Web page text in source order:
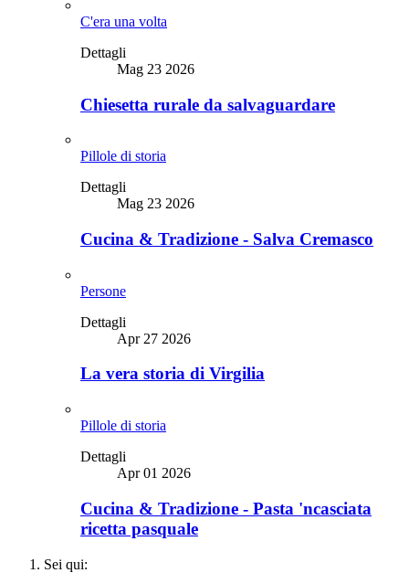
C'era una volta
Dettagli
Mag 23 2026
Chiesetta rurale da salvaguardare
Pillole di storia
Dettagli
Mag 23 2026
Cucina & Tradizione - Salva Cremasco
Persone
Dettagli
Apr 27 2026
La vera storia di Virgilia
Pillole di storia
Dettagli
Apr 01 2026
Cucina & Tradizione - Pasta 'ncasciata
ricetta pasquale
Sei qui: